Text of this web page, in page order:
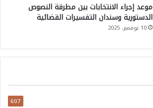
موعد إجراء الانتخابات بين مطرقة النصوص
الدستورية وسندان التفسيرات القضائية
10 نوفمبر، 2025
607